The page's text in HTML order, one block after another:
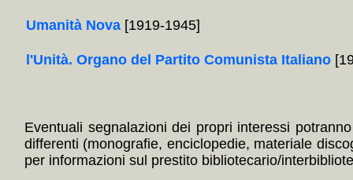
Umanità Nova [1919-1945]
l'Unità. Organo del Partito Comunista Italiano
Eventuali segnalazioni dei propri interessi
differenti (monografie, enciclopedie, materiale
per informazioni sul prestito bibliotecario/